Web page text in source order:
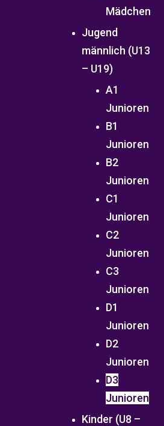
Mädchen
Jugend
männlich (U13
– U19)
A1
Junioren
B1
Junioren
B2
Junioren
C1
Junioren
C2
Junioren
C3
Junioren
D1
Junioren
D2
Junioren
D3
Junioren
Kinder (U8 –